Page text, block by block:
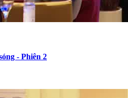
- Phiên 2